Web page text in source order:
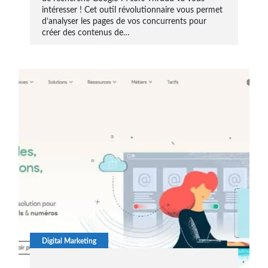
intéresser ! Cet outil révolutionnaire vous permet
d’analyser les pages de vos concurrents pour
créer des contenus de…
Digital Marketing